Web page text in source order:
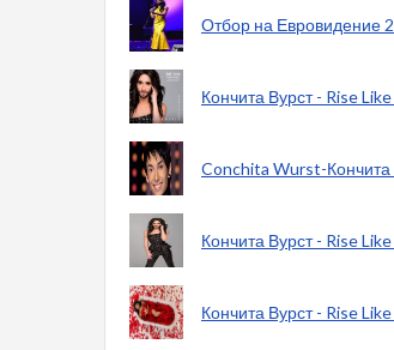
Отбор на Евровидение
Кончита Вурст - Rise
Conchita Wurst-Кончита
Кончита Вурст - Rise
Кончита Вурст - Rise